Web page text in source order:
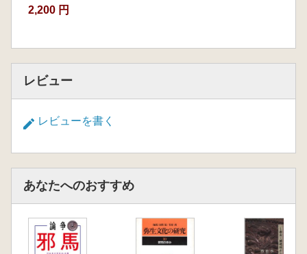
2,200 円
レビュー
レビューを書く
あなたへのおすすめ